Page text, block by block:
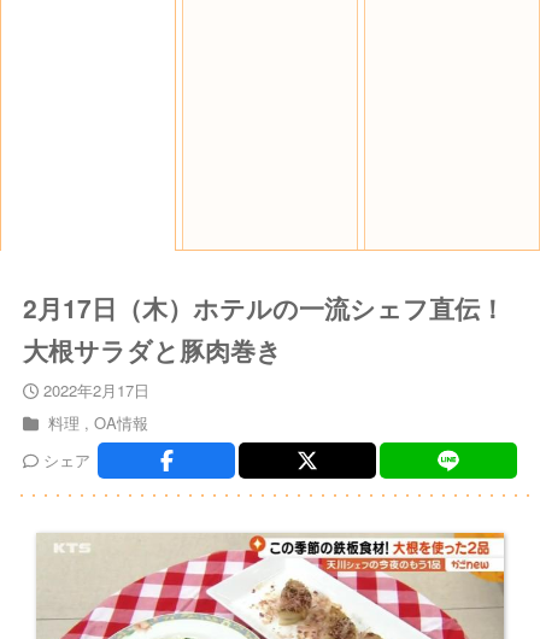
2月17日（木）ホテルの一流シェフ直伝！
大根サラダと豚肉巻き
2022年2月17日
料理
OA情報
シェア